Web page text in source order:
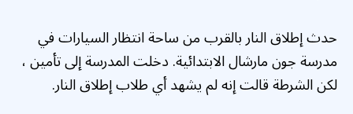
حدث إطلاق النار بالقرب من ساحة انتظار السيارات في
مدرسة جون مارشال الابتدائية. دخلت المدرسة إلى تأمين ،
لكن الشرطة قالت إنه لم يشهد أي طلاب إطلاق النار.